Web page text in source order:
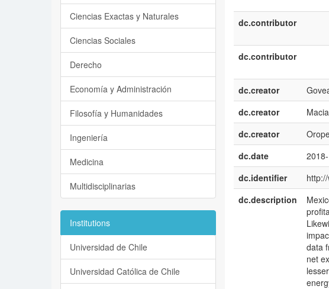
dc.contributor
dc.contributor
dc.creator
dc.creator
dc.creator
dc.date
dc.identifier
dc.description
data
net
Ciencias Exactas y Naturales
Ciencias Sociales
Derecho
Economía y Administración
Filosofía y Humanidades
Ingeniería
Medicina
Multidisciplinarias
Institutions
Universidad de Chile
Universidad Católica de Chile